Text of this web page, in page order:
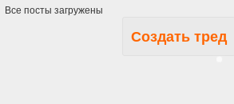
Все посты загружены
Создать тред